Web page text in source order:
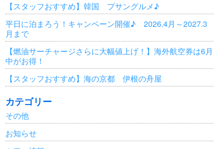
【スタッフおすすめ】韓国 プサングルメ♪
平日に泊まろう！キャンペーン開催♪ 2026.4月～2027.3
月まで
【燃油サーチャージさらに大幅値上げ！】海外航空券は6月
中がお得！
【スタッフおすすめ】海の京都 伊根の舟屋
カテゴリー
その他
お知らせ